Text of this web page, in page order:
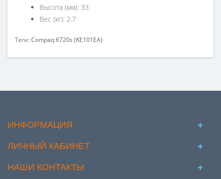
Высота (мм): 33
Вес (кг): 2.7
Теги:Compaq 6720s (KE101EA)
ИНФОРМАЦИЯ
ЛИЧНЫЙ КАБИНЕТ
НАШИ КОНТАКТЫ